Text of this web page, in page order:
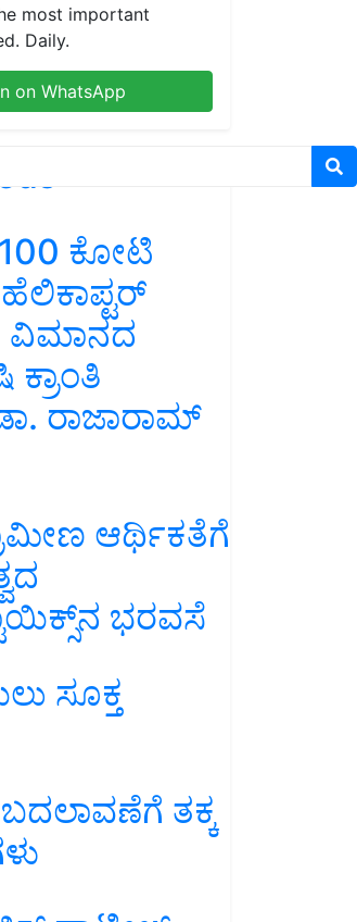
most important
Daily.
on WhatsApp
ಕೋಟಿ
ವಿಮಾನದ
ರಾಜಾರಾಮ್
ಆರ್ಥಿಕತೆಗೆ
ಭರವಸೆ
ಸೂಕ್ತ
ತಕ್ಕ